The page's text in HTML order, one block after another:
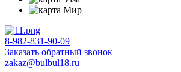
8-982-831-90-09
Заказать обратный звонок
zakaz@bulbul18.ru